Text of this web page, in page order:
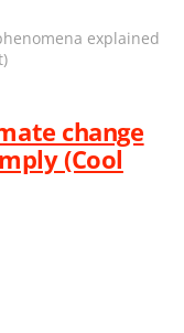
explained
change
(Cool